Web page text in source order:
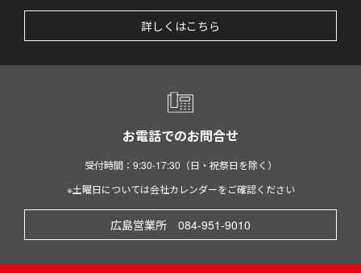
詳しくはこちら
お電話でのお問合せ
受付時間：9:30-17:30（日・祝祭日を除く）
※土曜日については会社カレンダーをご確認ください
広島営業所 084-951-9010